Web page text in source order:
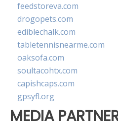
feedstoreva.com
drogopets.com
ediblechalk.com
tabletennisnearme.com
oaksofa.com
soultacohtx.com
capishcaps.com
gpsyfl.org
MEDIA